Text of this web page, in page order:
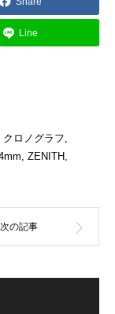
Line
クロノグラフ,
, ZENITH,